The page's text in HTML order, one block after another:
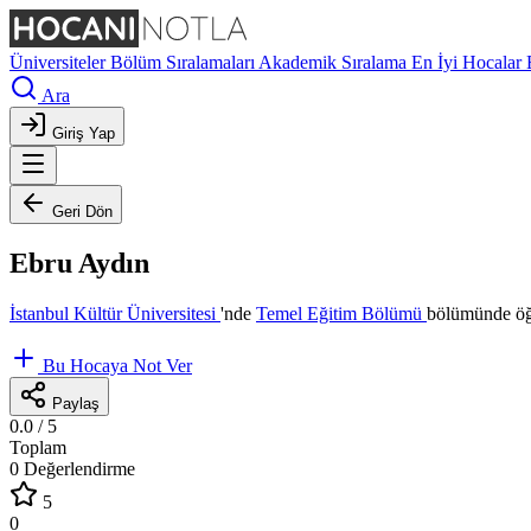
ÜniversitelerBölüm Sıralamaları Akademik Sıralama En İyi Hocalar
Ara
Giriş Yap
Geri Dön
Ebru Aydın
İstanbul Kültür Üniversitesi 'nde Temel Eğitim Bölümü bölümünde
Bu Hocaya Not Ver
Paylaş
0.0 / 5
Toplam
0 Değerlendirme
5
0